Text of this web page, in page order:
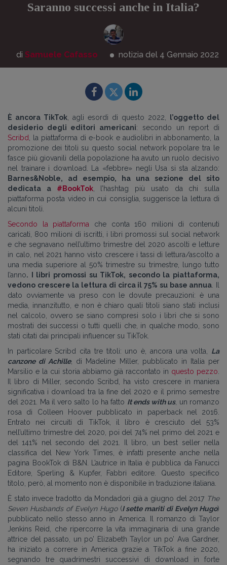
Saranno successi anche in Italia?
di Samuele Cafasso notizia del 4 Gennaio 2022
È ancora TikTok , agli esordi di questo 2022,
l’oggetto del
desiderio degli editori americani: secondo un report di
Scribd
, la piattaforma di e-book e audiolibri in abbonamento, la
promozione dei titoli su questo social network popolare tra le
fasce più giovanili della popolazione ha avuto un ruolo decisivo
nel trainare i download. La «febbre» negli Usa si sta alzando:
Barnes&Noble, ad esempio, ha una sezione del sito
dedicata a #BookTok, l’hashtag più usato da chi sulla
piattaforma posta video in cui consiglia, suggerisce la lettura di
alcuni titoli.
Secondo la piattaforma che conta 160 milioni di contenuti
caricati, 800 milioni di iscritti, i libri promossi sul social network
e che segnavano nell’ultimo trimestre del 2020 ascolti e letture
in calo, nel 2021 hanno visto crescere i tassi di lettura/ascolto a
una media superiore al 50% trimestre su trimestre, lungo tutto
l’anno. I libri promossi su TikTok, secondo la piattaforma,
vedono crescere la lettura di circa il 75% su base annua
dato ovviamente va preso con le dovute precauzioni: è una
media, innanzitutto, e non è chiaro quali titoli siano stati inclusi
nel calcolo, ovvero se siano compresi solo i libri che si sono
mostrati dei successi o tutti quelli che, in qualche modo, sono
stati citati dai principali influencer su TikTok.
In particolare Scribd cita tre titoli: uno è, ancora una volta, La
canzone di Achille, di Madeline Miller, pubblicato in Italia per
Marsilio e la cui storia abbiamo già raccontato in questo pezzo
Il libro di Miller, secondo Scribd, ha visto crescere in maniera
significativa i download tra la fine del 2020 e il primo semestre
del 2021. Ma il vero salto lo ha fatto It ends with us, un romanzo
rosa di Colleen Hoover pubblicato in paperback nel 2016.
Entrato nei circuiti di TikTok, il libro è cresciuto del 53%
nell’ultimo trimestre del 2020, poi del 74% nel primo del 2021 e
del 141% nel secondo del 2021. Il libro, un best seller nella
classifica del New York Times, è infatti presente anche nella
pagina BookTok di B&N. L’autrice in Italia è pubblica da Fanucci
Editore, Sperling & Kupfer, Fabbri editore. Questo specifico
titolo, però, al momento non è disponibile in traduzione italiana.
È stato invece tradotto da Mondadori già a giugno del 2017 The
Seven Husbands of Evelyn Hugo(I sette mariti di Evelyn Hugo)
pubblicato nello stesso anno in America. Il romanzo di Taylor
Jenkins Reid, che ripercorre la vita immaginaria di una grande
attrice del passato, un po’ Elizabeth Taylor un po’ Ava Gardner,
ha iniziato a correre in America grazie a TikTok a fine 2020,
segnando tre quadrimestri successivi di download in forte